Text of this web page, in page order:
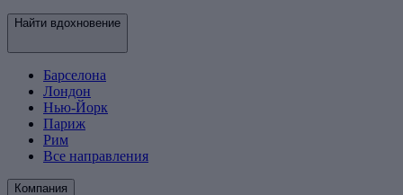
Найти вдохновение
Барселона
Лондон
Нью-Йорк
Париж
Рим
Все направления
Компания